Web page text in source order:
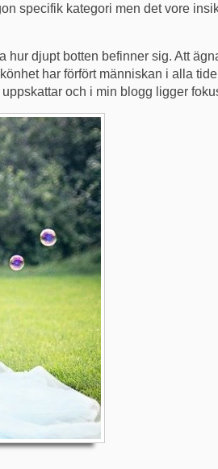
specifik kategori men det vore
djupt botten befinner sig. Att
har förfört människan i alla
och i min blogg ligger